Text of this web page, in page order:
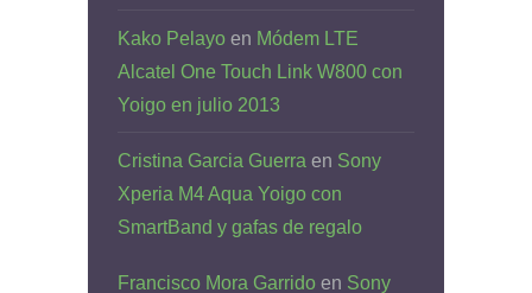
Kako Pelayo en Módem LTE
Alcatel One Touch Link W800 con
Yoigo en julio 2013
Cristina Garcia Guerra en Sony
Xperia M4 Aqua Yoigo con
SmartBand y gafas de regalo
Francisco Mora Garrido en Sony